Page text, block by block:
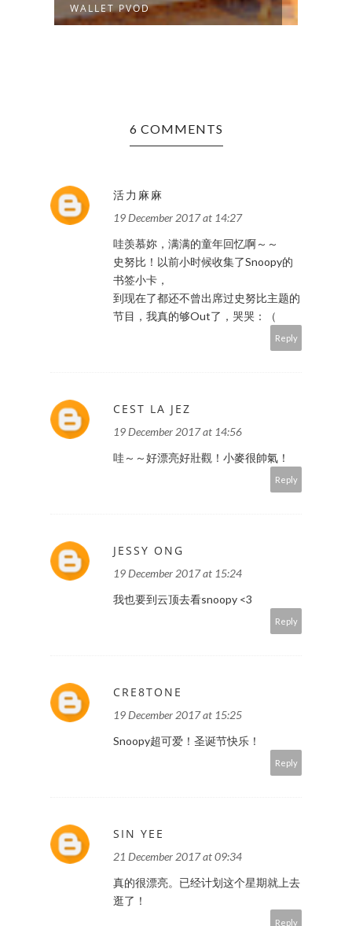
酥
6 COMMENTS
活力麻麻
19 December 2017 at 14:27
哇羡慕妳，满满的童年回忆啊～～
史努比！以前小时候收集了Snoopy的
书签小卡，
到现在了都还不曾出席过史努比主题的
节目，我真的够Out了，哭哭：（
Reply
CEST LA JEZ
19 December 2017 at 14:56
哇～～好漂亮好壯觀！小麥很帥氣！
Reply
JESSY ONG
19 December 2017 at 15:24
我也要到云顶去看snoopy <3
Reply
CRE8TONE
19 December 2017 at 15:25
Snoopy超可爱！圣诞节快乐！
Reply
SIN YEE
21 December 2017 at 09:34
真的很漂亮。已经计划这个星期就上去
逛了！
Reply